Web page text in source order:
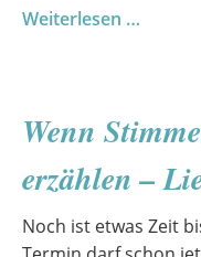
Weiterlesen …
2026
Wenn
erzählen –
Noch ist etwas Zeit